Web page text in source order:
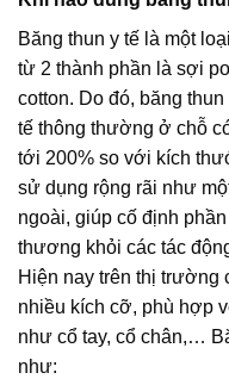
Băng thun y tế là một
từ 2 thành phần là sợi
cotton. Do đó, băng
tế thông thường ở chỗ
tới 200% so với kích
sử dụng rộng rãi như
ngoài, giúp cố định
thương khỏi các tác
Hiện nay trên thị trường
nhiều kích cỡ, phù hợp
như cổ tay, cổ chân,…
như: